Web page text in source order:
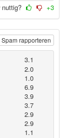
nuttig? +3
3.1
2.0
1.0
6.9
3.9
3.7
2.9
2.9
1.1
Spam rapporteren